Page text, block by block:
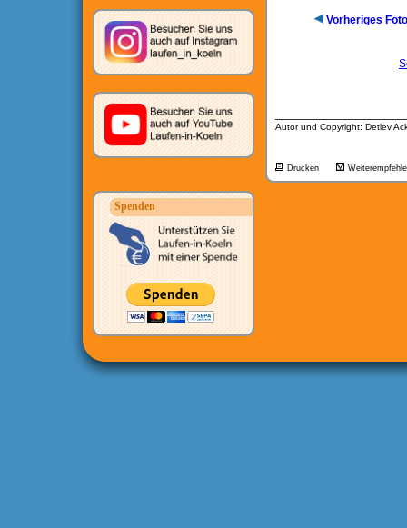
Spenden
Vorheriges Foto
Autor und Copyright: Detlev
Drucken